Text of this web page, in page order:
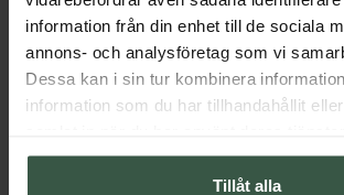
information från din enhet till de sociala
annons- och analysföretag som vi
Dessa kan i sin tur kombinera
information som du har tillhandahållit
Tillåt alla